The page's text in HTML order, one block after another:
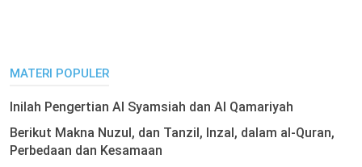
MATERI POPULER
Inilah Pengertian Al Syamsiah dan Al Qamariyah
Berikut Makna Nuzul, dan Tanzil, Inzal, dalam al-Quran,
Perbedaan dan Kesamaan